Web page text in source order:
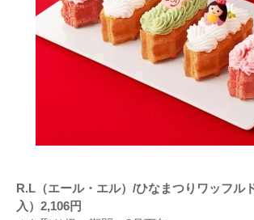
R.L（エール・エル）/ひなまつりワッフル
入）2,106円